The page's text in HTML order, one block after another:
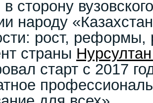
в сторону
народу
рост, реформы,
страны
старт с 2017